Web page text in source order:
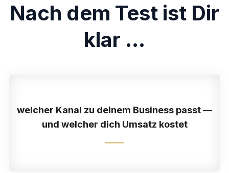
Nach dem Test ist Dir
klar ...
welcher Kanal zu deinem Business passt —
und welcher dich Umsatz kostet